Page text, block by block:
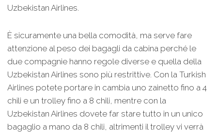
Uzbekistan Airlines.
È sicuramente una bella comodità, ma serve fare
attenzione al peso dei bagagli da cabina perché le
due compagnie hanno regole diverse e quella della
Uzbekistan Airlines sono più restrittive. Con la Turkish
Airlines potete portare in cambia uno zainetto fino a 4
chili e un trolley fino a 8 chili, mentre con la
Uzbekistan Airlines dovete far stare tutto in un unico
bagaglio a mano da 8 chili, altrimenti il trolley vi verrà